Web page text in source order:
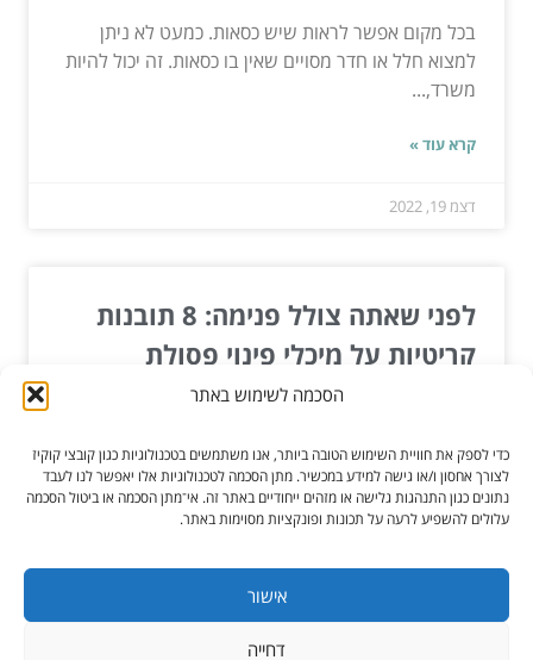
הסכמה לשימוש באתר
כדי לספק את חוויית השימוש הטובה ביותר, אנו משתמשים בטכנולוגיות כגון קובצי קוקיז
לצורך אחסון ו/או גישה למידע במכשיר. מתן הסכמה לטכנולוגיות אלו יאפשר לנו לעבד
נתונים כגון התנהגות גלישה או מזהים ייחודיים באתר זה. אי־מתן הסכמה או ביטול הסכמה
עלולים להשפיע לרעה על תכונות ופונקציות מסוימות באתר.
אישור
דחייה
בכל מקום אפשר לראות שיש כסאות. כמעט לא ניתן
למצוא חלל או חדר מסויים שאין בו כסאות. זה יכול להיות
משרד,...
קרא עוד »
דצמ 19, 2022
לפני שאתה צולל פנימה: 8 תובנות
קריטיות על מיכלי פינוי פסולת
פסולת, ומשמשים כנקודת המגע הראשונה בין ייצור
פסולת...
קרא עוד »